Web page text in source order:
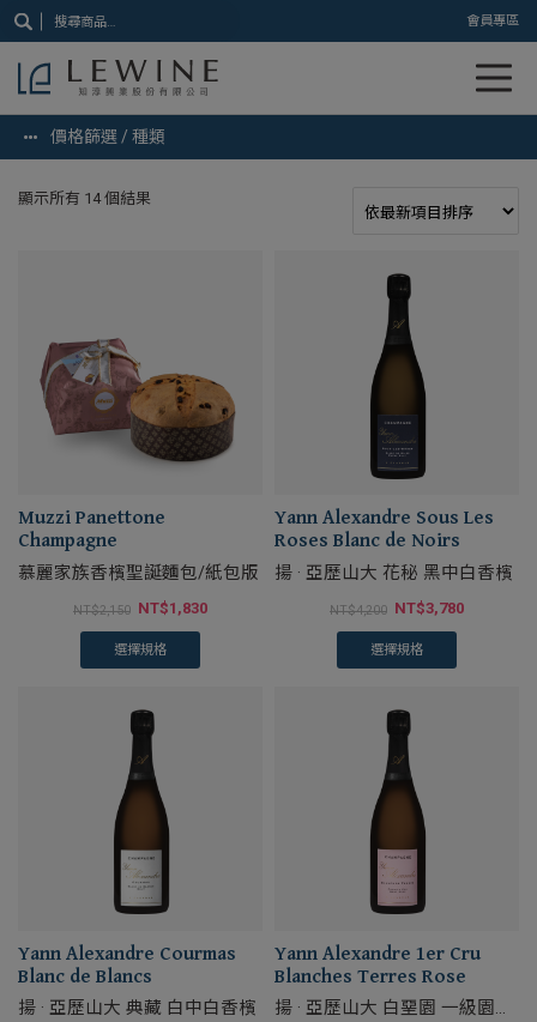
會員專區
價格篩選 / 種類
顯示所有 14 個結果
Muzzi Panettone
Champagne
慕麗家族香檳聖誕麵包/紙包版
NT$2,150 NT$1,830
選擇規格
Yann Alexandre Sous Les
Roses Blanc de Noirs
揚 · 亞歷山大 花秘 黑中白香檳
NT$4,200 NT$3,780
選擇規格
Yann Alexandre Courmas
Blanc de Blancs
揚 · 亞歷山大 典藏 白中白香檳
Yann Alexandre 1er Cru
Blanches Terres Rose
揚 · 亞歷山大 白堊園 一級園粉